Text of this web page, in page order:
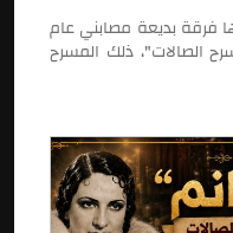
فرقة بديعة مصابني عام
الصالات"، ذلك المسرح